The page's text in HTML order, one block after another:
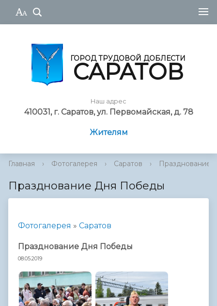
ГОРОД ТРУДОВОЙ ДОБЛЕСТИ
САРАТОВ
Наш адрес
410031, г. Саратов, ул. Первомайская, д. 78
Жителям
Главная › Фотогалерея › Саратов › Празднование
Празднование Дня Победы
Фотогалерея » Саратов
Празднование Дня Победы
08.05.2019